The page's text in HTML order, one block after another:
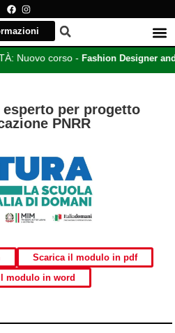
Nuovo corso - Fashion Designer and
per progetto
PNRR
Scarica il modulo in pdf
modulo in word